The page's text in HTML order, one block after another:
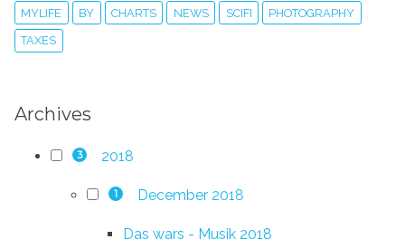
MYLIFE BY CHARTS NEWS SCIFI PHOTOGRAPHY
TAXES
Archives
3 2018
1 December 2018
Das wars - Musik 2018